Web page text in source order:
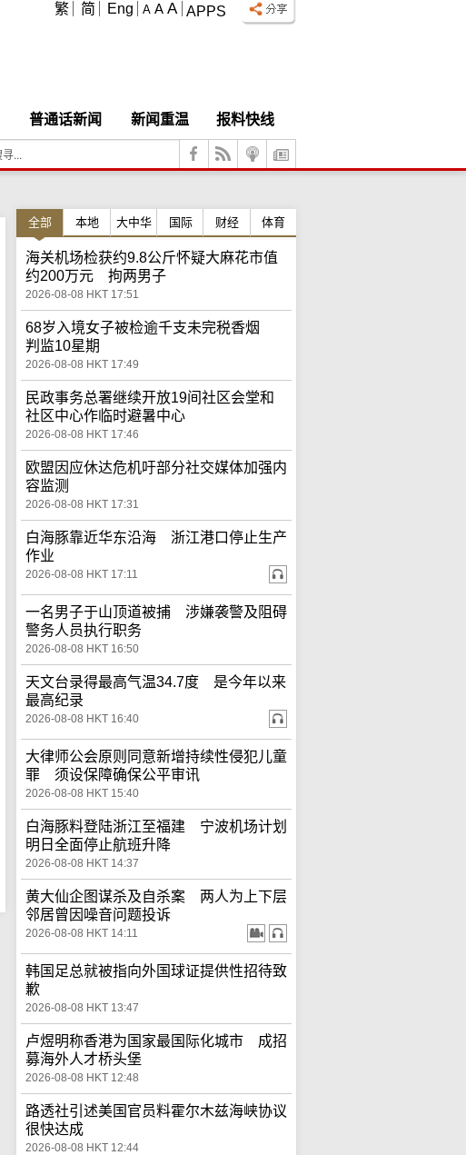
APPS
A A A
繁 简 Eng
普通话新闻 新闻重温 报料快线
全部 本地 大中华 国际 财经 体育
海关机场检获约9.8公斤怀疑大麻花市值
约200万元 拘两男子
2026-08-08 HKT 17:51
68岁入境女子被检逾千支未完税香烟
判监10星期
2026-08-08 HKT 17:49
民政事务总署继续开放19间社区会堂和
社区中心作临时避暑中心
2026-08-08 HKT 17:46
欧盟因应休达危机吁部分社交媒体加强内
容监测
2026-08-08 HKT 17:31
白海豚靠近华东沿海 浙江港口停止生产
作业
2026-08-08 HKT 17:11
一名男子于山顶道被捕 涉嫌袭警及阻碍
警务人员执行职务
2026-08-08 HKT 16:50
天文台录得最高气温34.7度 是今年以来
最高纪录
2026-08-08 HKT 16:40
大律师公会原则同意新增持续性侵犯儿童
罪 须设保障确保公平审讯
2026-08-08 HKT 15:40
白海豚料登陆浙江至福建 宁波机场计划
明日全面停止航班升降
2026-08-08 HKT 14:37
黄大仙企图谋杀及自杀案 两人为上下层
邻居曾因噪音问题投诉
2026-08-08 HKT 14:11
韩国足总就被指向外国球证提供性招待致
歉
2026-08-08 HKT 13:47
卢煜明称香港为国家最国际化城市 成招
募海外人才桥头堡
2026-08-08 HKT 12:48
路透社引述美国官员料霍尔木兹海峡协议
很快达成
2026-08-08 HKT 12:44